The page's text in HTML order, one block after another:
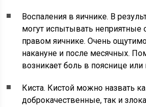
Воспаления в яичнике. В
могут испытывать неприятные
правом яичнике. Очень
накануне и после месячных.
возникает боль в пояснице
Киста. Кистой можно назвать
доброкачественные, так и